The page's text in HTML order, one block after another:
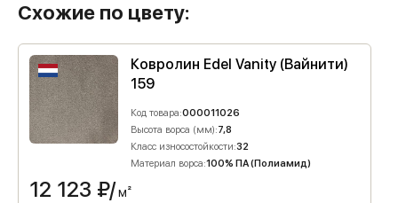
Схожие по цвету:
Ковролин Edel Vanity (Вайнити)
159
Код товара:000011026
Высота ворса (мм):7,8
Класс износостойкости:32
Материал ворса:100% ПА (Полиамид)
12 123 ₽/м²